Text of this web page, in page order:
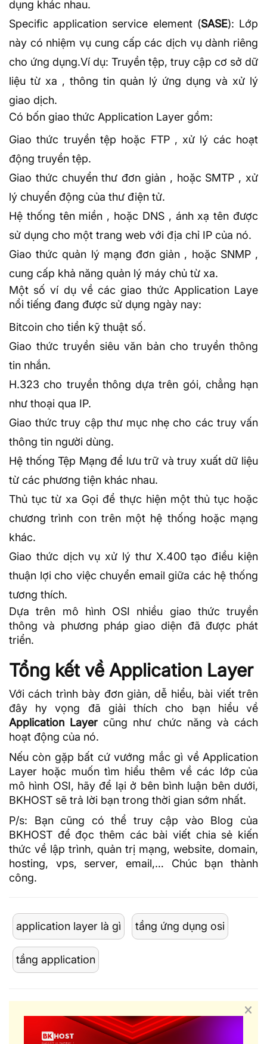
dụng khác nhau.
Specific application service element (SASE): Lớp
này có nhiệm vụ cung cấp các dịch vụ dành riêng
cho ứng dụng.Ví dụ: Truyền tệp, truy cập cơ sở dữ
liệu từ xa , thông tin quản lý ứng dụng và xử lý
giao dịch.
Có bốn giao thức Application Layer gồm:
Giao thức truyền tệp hoặc FTP , xử lý các hoạt
động truyền tệp.
Giao thức chuyển thư đơn giản , hoặc SMTP , xử
lý chuyển động của thư điện tử.
Hệ thống tên miền , hoặc DNS , ánh xạ tên được
sử dụng cho một trang web với địa chỉ IP của nó.
Giao thức quản lý mạng đơn giản , hoặc SNMP ,
cung cấp khả năng quản lý máy chủ từ xa.
Một số ví dụ về các giao thức Application Laye
nổi tiếng đang được sử dụng ngày nay:
Bitcoin cho tiền kỹ thuật số.
Giao thức truyền siêu văn bản cho truyền thông
tin nhắn.
H.323 cho truyền thông dựa trên gói, chẳng hạn
như thoại qua IP.
Giao thức truy cập thư mục nhẹ cho các truy vấn
thông tin người dùng.
Hệ thống Tệp Mạng để lưu trữ và truy xuất dữ liệu
từ các phương tiện khác nhau.
Thủ tục từ xa Gọi để thực hiện một thủ tục hoặc
chương trình con trên một hệ thống hoặc mạng
khác.
Giao thức dịch vụ xử lý thư X.400 tạo điều kiện
thuận lợi cho việc chuyển email giữa các hệ thống
tương thích.
Dựa trên mô hình OSI nhiều giao thức truyền
thông và phương pháp giao diện đã được phát
triển.
Tổng kết về Application Layer
Với cách trình bày đơn giản, dễ hiểu, bài viết trên
đây hy vọng đã giải thích cho bạn hiểu về
Application Layer cũng như chức năng và cách
hoạt động của nó.
Nếu còn gặp bất cứ vướng mắc gì về Application
Layer hoặc muốn tìm hiểu thêm về các lớp của
mô hình OSI, hãy để lại ở bên bình luận bên dưới,
BKHOST sẽ trả lời bạn trong thời gian sớm nhất.
P/s: Bạn cũng có thể truy cập vào Blog của
BKHOST để đọc thêm các bài viết chia sẻ kiến
thức về lập trình, quản trị mạng, website, domain,
hosting, vps, server, email,… Chúc bạn thành
công.
application layer là gì tầng ứng dụng osi
tầng application